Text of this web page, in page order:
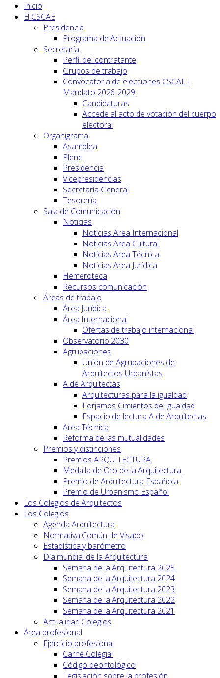
Inicio
El CSCAE
Presidencia
Programa de Actuación
Secretaría
Perfil del contratante
Grupos de trabajo
Convocatoria de elecciones CSCAE -
Mandato 2026-2029
Candidaturas
Accede al acto de votación del cuerpo
electoral
Organigrama
Asamblea
Pleno
Presidencia
Vicepresidencias
Secretaría General
Tesorería
Sala de Comunicación
Noticias
Noticias Area Internacional
Noticias Area Cultural
Noticias Area Técnica
Noticias Area Jurídica
Hemeroteca
Recursos comunicación
Áreas de trabajo
Área Jurídica
Área Internacional
Ofertas de trabajo internacional
Observatorio 2030
Agrupaciones
Unión de Agrupaciones de
Arquitectos Urbanistas
A de Arquitectas
Arquitecturas para la igualdad
Forjamos Cimientos de Igualdad
Espacio de lectura A de Arquitectas
Area Técnica
Reforma de las mutualidades
Premios y distinciones
Premios ARQUITECTURA
Medalla de Oro de la Arquitectura
Premio de Arquitectura Española
Premio de Urbanismo Español
Los Colegios de Arquitectos
Los Colegios
Agenda Arquitectura
Normativa Común de Visado
Estadística y barómetro
Día mundial de la Arquitectura
Semana de la Arquitectura 2025
Semana de la Arquitectura 2024
Semana de la Arquitectura 2023
Semana de la Arquitectura 2022
Semana de la Arquitectura 2021
Actualidad Colegios
Área profesional
Ejercicio profesional
Carné Colegial
Código deontológico
Legislación sobre la profesión